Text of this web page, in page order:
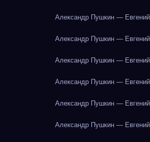
Александр Пушкин —
Александр Пушкин —
Александр Пушкин —
Александр Пушкин —
Александр Пушкин —
Александр Пушкин —